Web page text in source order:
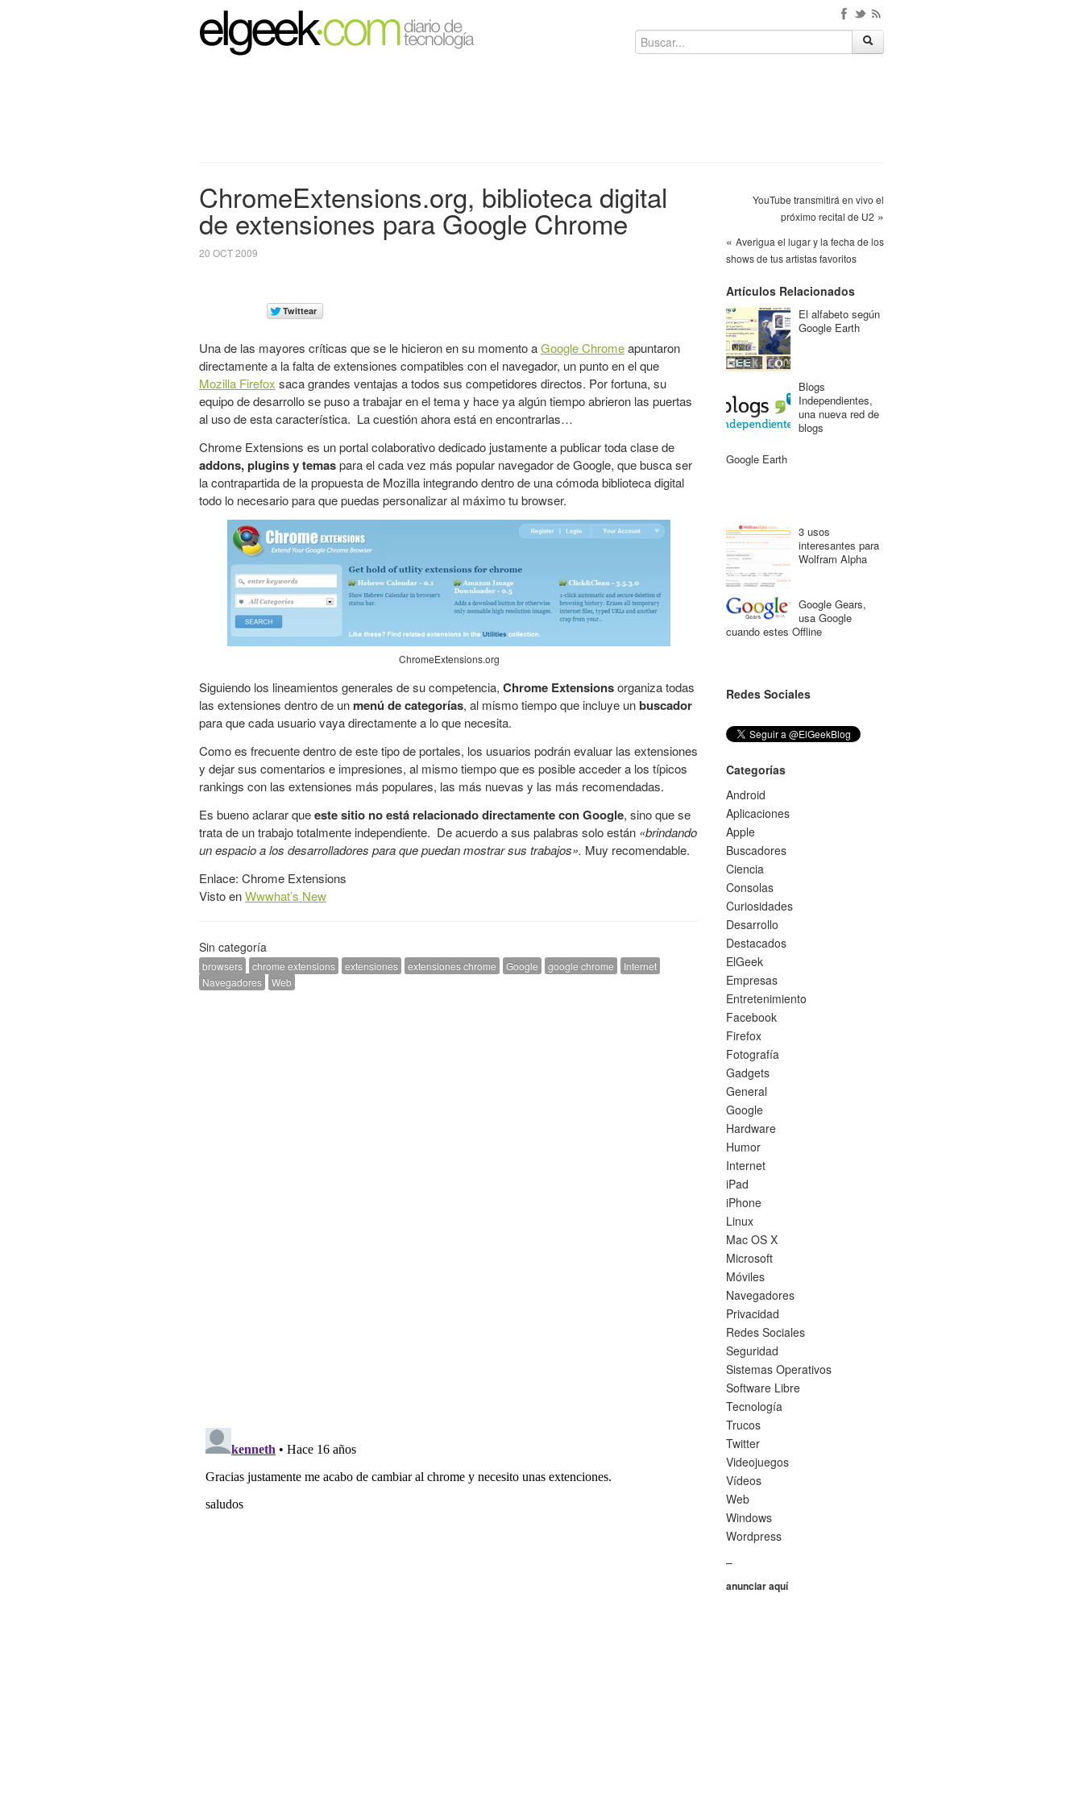
ChromeExtensions.org, biblioteca digital
de extensiones para Google Chrome
20 OCT 2009
Una de las mayores críticas que se le hicieron en su momento aGoogle Chromeapuntaron
directamente a la falta de extensiones compatibles con el navegador, un punto en el que
Mozilla Firefox saca grandes ventajas a todos sus competidores directos. Por fortuna, su
equipo de desarrollo se puso a trabajar en el tema y hace ya algún tiempo abrieron las puertas
al uso de esta característica. La cuestión ahora está en encontrarlas…
Chrome Extensions es un portal colaborativo dedicado justamente a publicar toda clase de
addons, plugins y temaspara el cada vez más popular navegador de Google, que busca ser
la contrapartida de la propuesta de Mozilla integrando dentro de una cómoda biblioteca digital
todo lo necesario para que puedas personalizar al máximo tu browser.
ChromeExtensions.org
Siguiendo los lineamientos generales de su competencia, Chrome Extensionsorganiza todas
las extensiones dentro de un menú de categorías, al mismo tiempo que incluye unbuscador
para que cada usuario vaya directamente a lo que necesita.
Como es frecuente dentro de este tipo de portales, los usuarios podrán evaluar las extensiones
y dejar sus comentarios e impresiones, al mismo tiempo que es posible acceder a los típicos
rankings con las extensiones más populares, las más nuevas y las más recomendadas.
Es bueno aclarar queeste sitio no está relacionado directamente con Google, sino que se
trata de un trabajo totalmente independiente. De acuerdo a sus palabras solo están «brindando
un espacio a los desarrolladores para que puedan mostrar sus trabajos». Muy recomendable.
Enlace: Chrome Extensions
Visto enWwwhat’s New
Sin categoría
browsers chrome extensions extensiones extensiones chrome Google google chrome
Internet
Navegadores
Web
YouTube transmitirá en vivo el
próximo recital de U2 »
« Averigua el lugar y la fecha de los
shows de tus artistas favoritos
Artículos Relacionados
El alfabeto según
Google Earth
Blogs
Independientes,
una nueva red de
blogs
Google Earth
3 usos
interesantes para
Wolfram Alpha
Google Gears,
usa Google
cuando estes Offline
Redes Sociales
Categorías
Android
Aplicaciones
Apple
Buscadores
Ciencia
Consolas
Curiosidades
Desarrollo
Destacados
ElGeek
Empresas
Entretenimiento
Facebook
Firefox
Fotografía
Gadgets
General
Google
Hardware
Humor
Internet
iPad
iPhone
Linux
Mac OS X
Microsoft
Móviles
Navegadores
Privacidad
Redes Sociales
Seguridad
Sistemas Operativos
Software Libre
Tecnología
Trucos
Twitter
Videojuegos
Vídeos
Web
Windows
Wordpress
–
anunciar aquí